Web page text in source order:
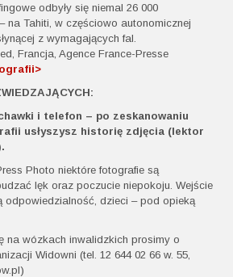
odbyły się niemal 26 000
na Tahiti, w częściowo autonomicznej
z wymagających fal.
Francja, Agence France-Presse
i telefon – po zeskanowaniu
usłyszysz historię zdjęcia (lektor
Photo niektóre fotografie są
lęk oraz poczucie niepokoju. Wejście
odpowiedzialność, dzieci – pod opieką
na wózkach inwalidzkich prosimy o
Widowni (tel. 12 644 02 66 w. 55,